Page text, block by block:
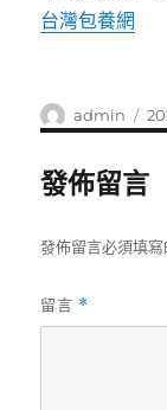
台灣包養網
作
者
admin
發
佈
發佈留言
發佈留言必須填
留言 *